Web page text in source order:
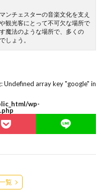
ンチェスターの音楽文化を支え
観光客にとって不可欠な場所で
魔法のような場所で、多くの
しょう。
: Undefined array key "google" in
wp-
覧